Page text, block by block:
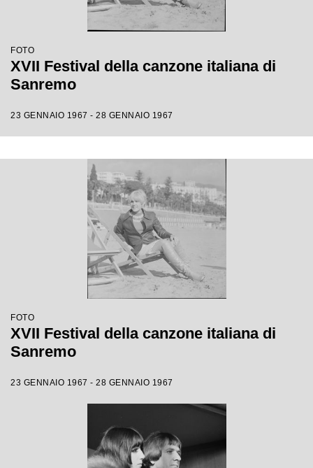
FOTO
XVII Festival della canzone italiana di
Sanremo
23 GENNAIO 1967 - 28 GENNAIO 1967
FOTO
XVII Festival della canzone italiana di
Sanremo
23 GENNAIO 1967 - 28 GENNAIO 1967